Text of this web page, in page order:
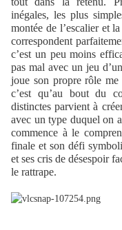
inégales, les plus
montée de l’escalier et
correspondent
c’est un peu moins
pas mal avec un jeu
joue son propre rôle
c’est qu’au bout du
distinctes parvient à
avec un type duquel on
commence à le
finale et son défi
et ses cris de désespoir
le rattrape.